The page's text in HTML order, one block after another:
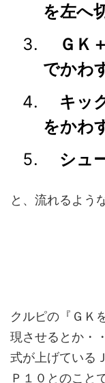
を左へ
ＧＫ
でかわ
キッ
をかわ
シュ
と、流れるよう
クルピの『ＧＫ
現させるとか・
式が上げている
Ｐ１０とのこと